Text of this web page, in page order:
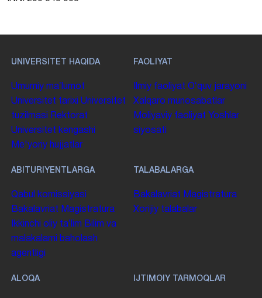
UNIVERSITET HAQIDA
Umumiy maʼlumot
Universitet tarixi Universitet
tuzilmasi
Rektorat
Universitet kengashi
Me'yoriy hujjatlar
FAOLIYAT
Ilmiy faoliyat Oʻquv jarayoni
Xalqaro munosabatlar
Moliyaviy faoliyat Yoshlar
siyosati
ABITURIYENTLARGA
Qabul komissiyasi
Bakalavriat Magistratura
Ikkinchi oliy taʼlim Bilim va
malakalarni baholash
agentligi
TALABALARGA
Bakalavriat Magistratura
Xorijiy talabalar
ALOQA IJTIMOIY TARMOQLAR